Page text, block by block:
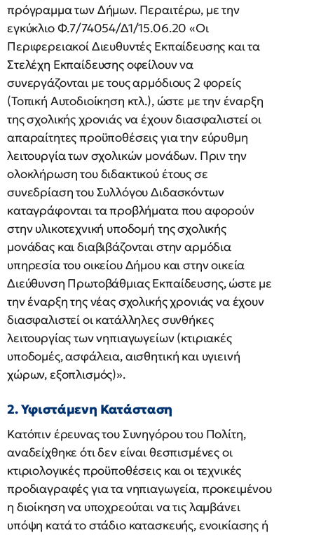
πρόγραμμα των Δήμων. Περαιτέρω, με την
εγκύκλιο Φ.7/74054/Δ1/15.06.20 «Οι
Περιφερειακοί Διευθυντές Εκπαίδευσης και τα
Στελέχη Εκπαίδευσης οφείλουν να
συνεργάζονται με τους αρμόδιους 2 φορείς
(Τοπική Αυτοδιοίκηση κτλ.), ώστε με την έναρξη
της σχολικής χρονιάς να έχουν διασφαλιστεί οι
απαραίτητες προϋποθέσεις για την εύρυθμη
λειτουργία των σχολικών μονάδων. Πριν την
ολοκλήρωση του διδακτικού έτους σε
συνεδρίαση του Συλλόγου Διδασκόντων
καταγράφονται τα προβλήματα που αφορούν
στην υλικοτεχνική υποδομή της σχολικής
μονάδας και διαβιβάζονται στην αρμόδια
υπηρεσία του οικείου Δήμου και στην οικεία
Διεύθυνση Πρωτοβάθμιας Εκπαίδευσης, ώστε με
την έναρξη της νέας σχολικής χρονιάς να έχουν
διασφαλιστεί οι κατάλληλες συνθήκες
λειτουργίας των νηπιαγωγείων (κτιριακές
υποδομές, ασφάλεια, αισθητική και υγιεινή
χώρων, εξοπλισμός)».
2. Υφιστάμενη Κατάσταση
Κατόπιν έρευνας του Συνηγόρου του Πολίτη,
αναδείχθηκε ότι δεν είναι θεσπισμένες οι
κτιριολογικές προϋποθέσεις και οι τεχνικές
προδιαγραφές για τα νηπιαγωγεία, προκειμένου
η διοίκηση να υποχρεούται να τις λαμβάνει
υπόψη κατά το στάδιο κατασκευής, ενοικίασης ή